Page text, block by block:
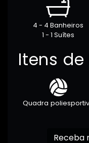
4 - 4 Banheiros
1 - 1 Suítes
Itens de
Quadra